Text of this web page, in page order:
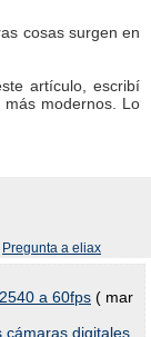
cosas surgen en
artículo, escribí
modernos. Lo
Pregunta a eliax
a 60fps ( mar
cámaras digitales